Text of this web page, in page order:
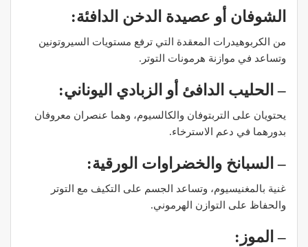
الشوفان أو عصيدة الدخن الدافئة:
من الكربوهيدرات المعقدة التي ترفع مستويات السيروتونين
وتساعد في موازنة هرمونات التوتر.
– الحليب الدافئ أو الزبادي اليوناني:
يحتويان على التربتوفان والكالسيوم، وهما عنصران معروفان
بدورهما في دعم الاسترخاء.
– السبانخ والخضراوات الورقية:
غنية بالمغنيسيوم، وتساعد الجسم على التكيف مع التوتر
والحفاظ على التوازن الهرموني.
– الموز: